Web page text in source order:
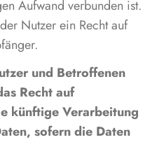
Aufwand verbunden ist.
Nutzer ein Recht auf
und Betroffenen
Recht auf
künftige Verarbeitung
sofern die Daten